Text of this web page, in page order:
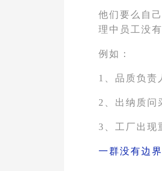
他们要么自
理中员工没
例如：
1、品质负责
2、出纳质问
3、工厂出现
一群没有边